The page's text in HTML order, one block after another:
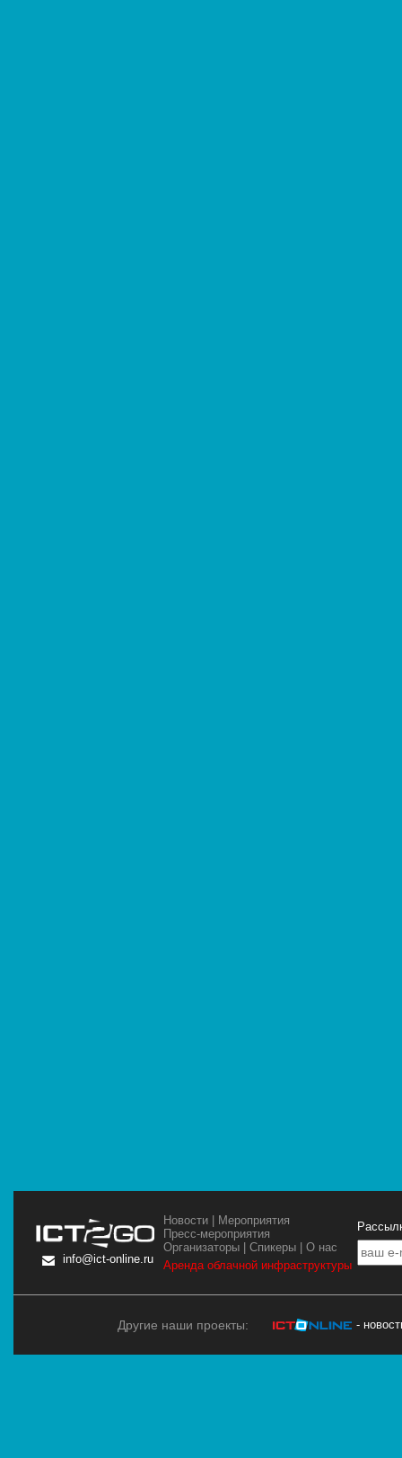
info@ict-online.ru
Новости | Мероприятия
Пресс-мероприятия
Организаторы |Спикеры |О нас
Аренда облачной инфраструктуры
Другие наши проекты: -